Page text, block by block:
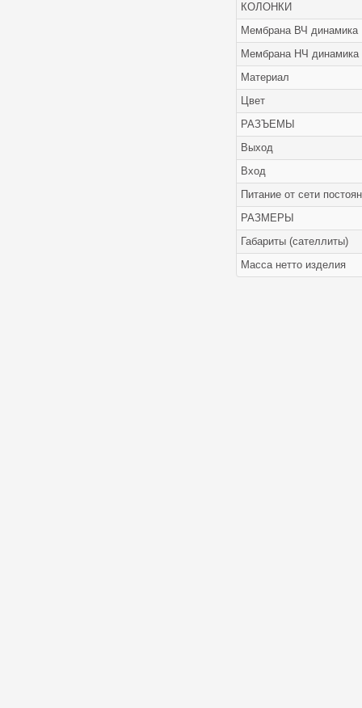
КОЛОНКИ
Мембрана ВЧ динамика
Мембрана НЧ динамика
Материал
Цвет
РАЗЪЕМЫ
Выход
Вход
Питание от сети
РАЗМЕРЫ
Габариты (сателлиты)
Масса нетто изделия